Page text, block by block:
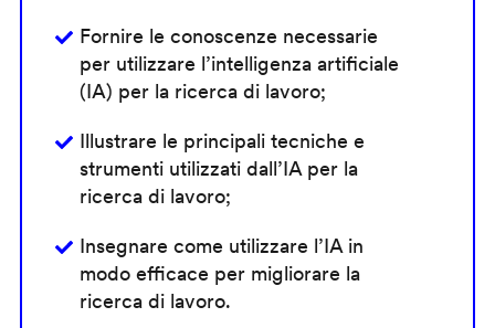
Fornire le conoscenze necessarie
per utilizzare l’intelligenza artificiale
(IA) per la ricerca di lavoro;
Illustrare le principali tecniche e
strumenti utilizzati dall’IA per la
ricerca di lavoro;
Insegnare come utilizzare l’IA in
modo efficace per migliorare la
ricerca di lavoro.